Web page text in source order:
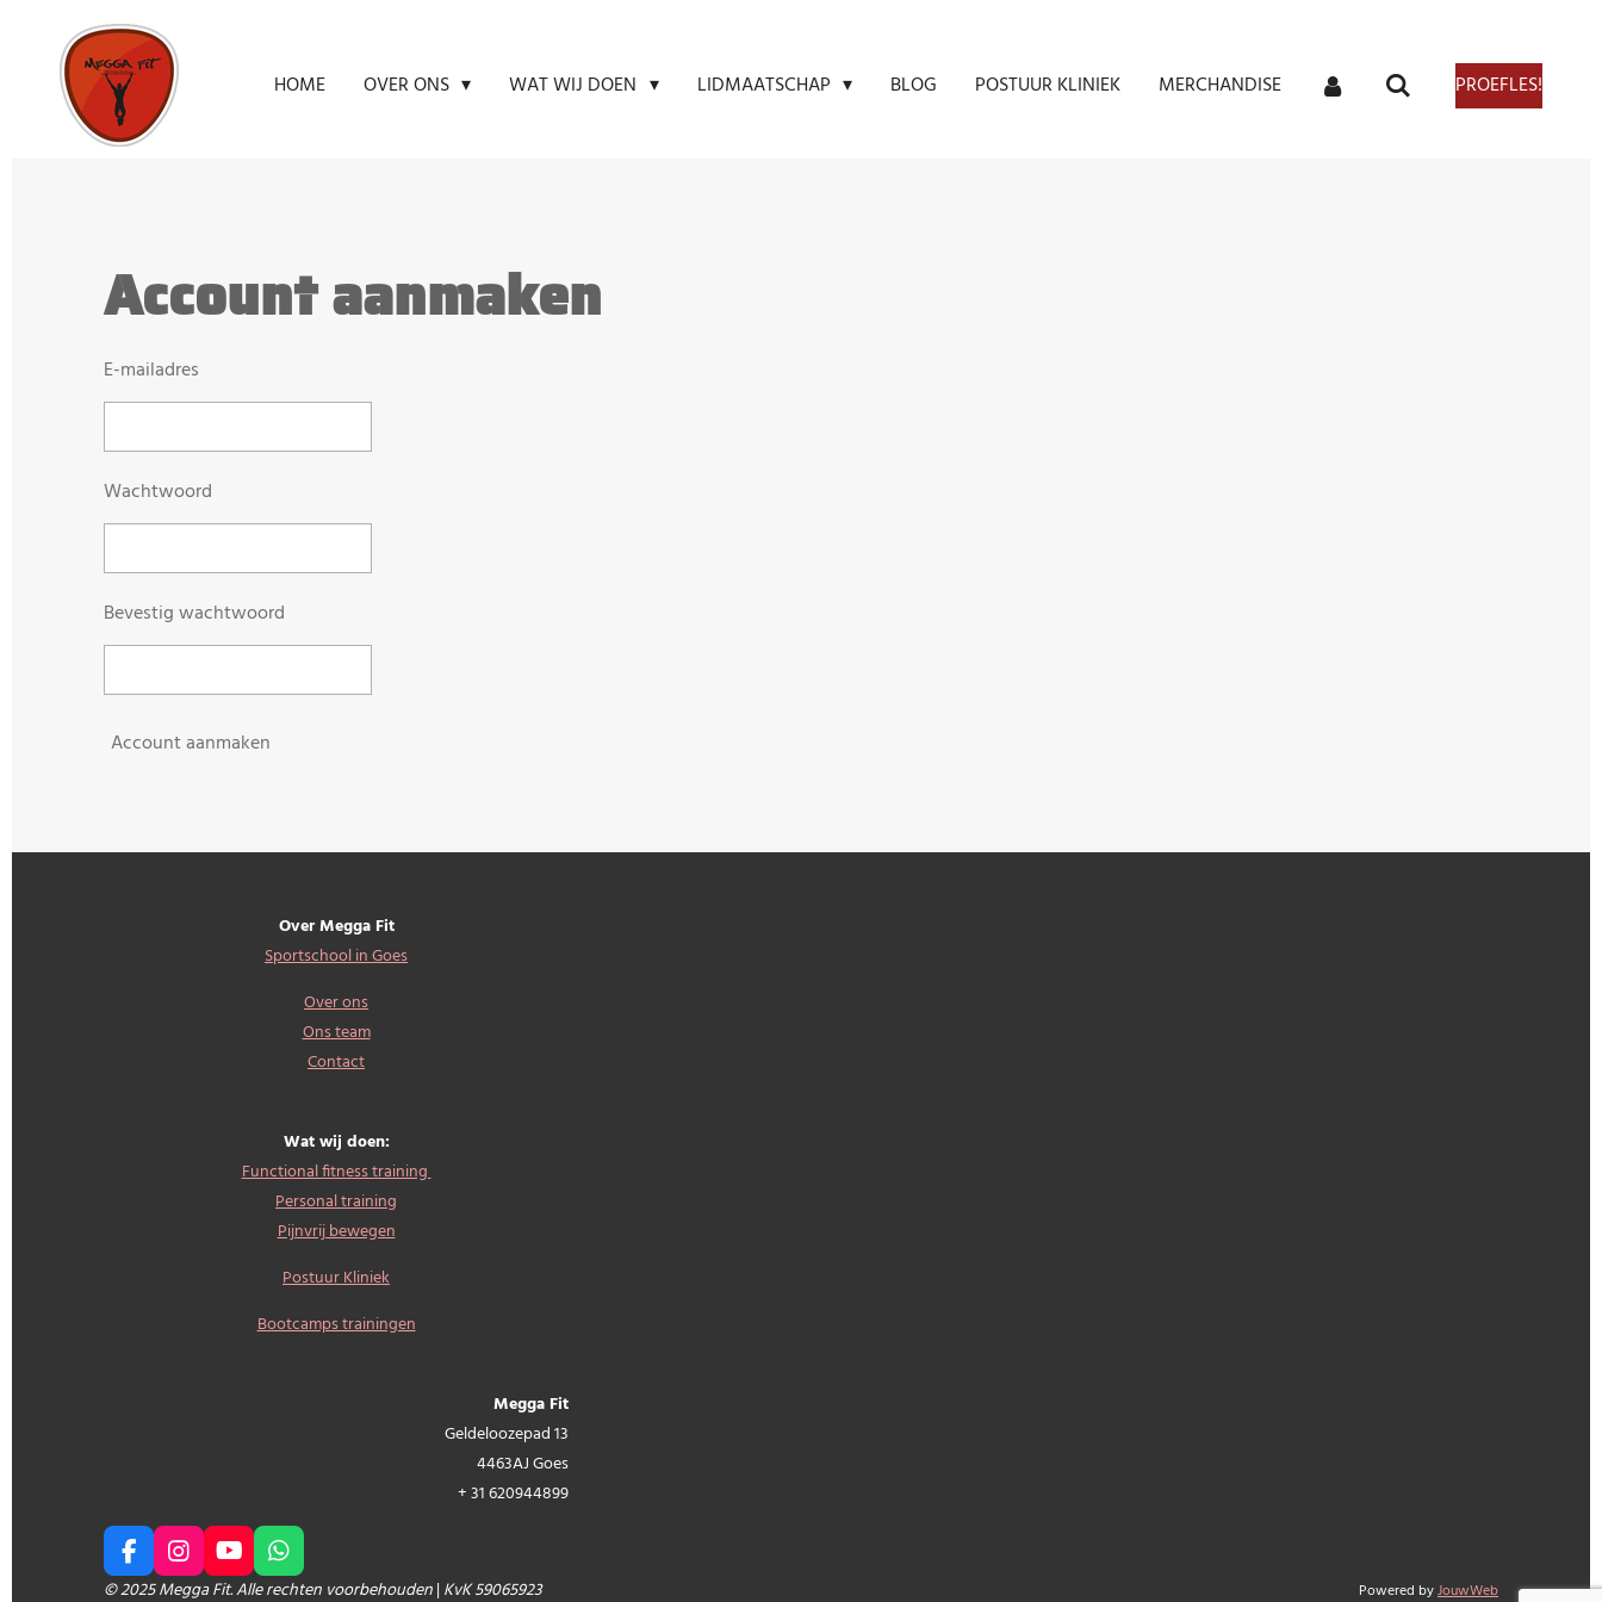
direct
HOME OVER ONS WAT WIJ DOEN LIDMAATSCHAP BLOG POSTUUR KLINIEK MERCHANDISE PROEFLES!
Account aanmaken
E-mailadres
Wachtwoord
Bevestig wachtwoord
Account aanmaken
Over Megga Fit
Sportschool in Goes
Over ons
Ons team
Contact
Wat wij doen:
Functional fitness training
Personal training
Pijnvrij bewegen
Postuur Kliniek
Bootcamps trainingen
Megga Fit
Geldeloozepad 13
4463AJ Goes
+31 620944899
F
a
I
n
Y
o
W
h
© 2025 Megga Fit. Alle rechten voorbehouden| KvK 59065923 Powered byJouwWeb